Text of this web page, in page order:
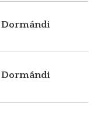
Dormándi
Dormándi